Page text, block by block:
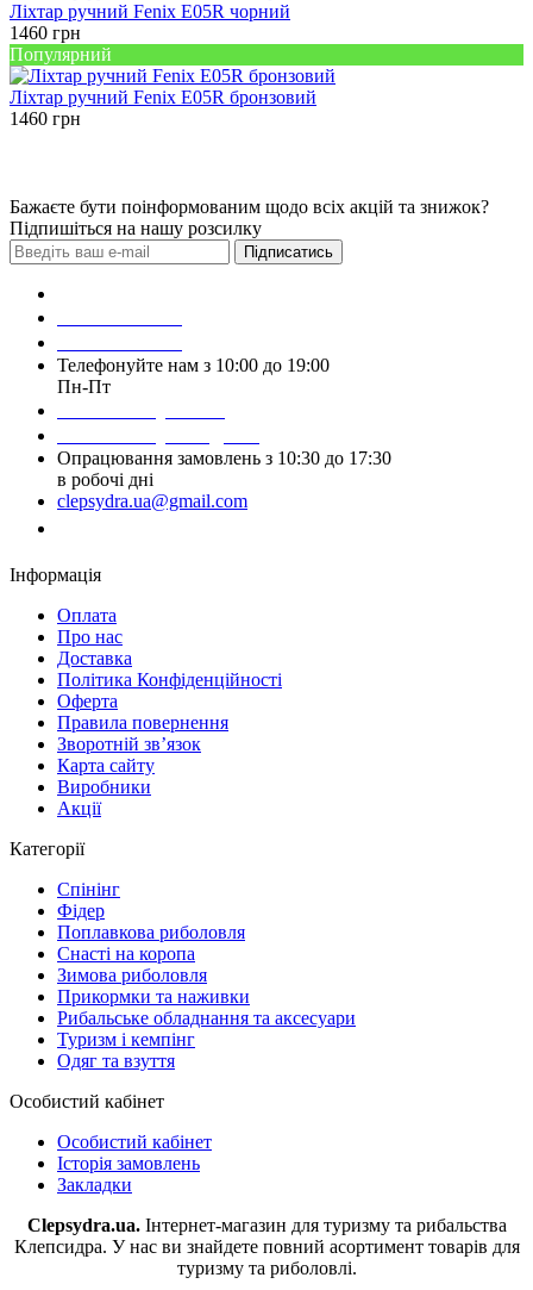
Ліхтар ручний Fenix E05R чорний
1460 грн
Популярний
Ліхтар ручний Fenix E05R бронзовий
1460 грн
Бажаєте бути поінформованим щодо всіх акцій та знижок?
Підпишіться на нашу розсилку
Підписатись
Телефонуйте нам з 10:00 до 19:00
Пн-Пт
Опрацювання замовлень з 10:30 до 17:30
в робочі дні
clepsydra.ua@gmail.com
Інформація
Оплата
Про нас
Доставка
Політика Конфіденційності
Оферта
Правила повернення
Зворотній зв’язок
Карта сайту
Виробники
Акції
Категорії
Спінінг
Фідер
Поплавкова риболовля
Снасті на коропа
Зимова риболовля
Прикормки та наживки
Рибальське обладнання та аксесуари
Туризм і кемпінг
Одяг та взуття
Особистий кабінет
Особистий кабінет
Історія замовлень
Закладки
Clepsydra.ua. Інтернет-магазин для туризму та рибальства
Клепсидра. У нас ви знайдете повний асортимент товарів для
туризму та риболовлі.